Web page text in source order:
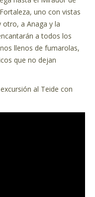
uno con vistas
a Anaga y la
a todos los
llenos de fumarolas,
que no dejan
al Teide con